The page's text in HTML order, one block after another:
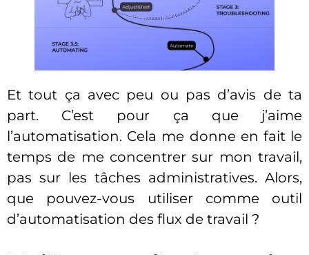
Et tout ça avec peu ou pas d’avis de ta
part. C’est pour ça que j’aime
l’automatisation. Cela me donne en fait le
temps de me concentrer sur mon travail,
pas sur les tâches administratives. Alors,
que pouvez-vous utiliser comme outil
d’automatisation des flux de travail ?